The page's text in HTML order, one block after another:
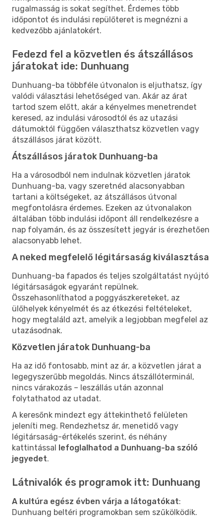
rugalmasság is sokat segíthet. Érdemes több
időpontot és indulási repülőteret is megnézni a
kedvezőbb ajánlatokért.
Fedezd fel a közvetlen és átszállásos
járatokat ide: Dunhuang
Dunhuang-ba többféle útvonalon is eljuthatsz, így
valódi választási lehetőséged van. Akár az árat
tartod szem előtt, akár a kényelmes menetrendet
keresed, az indulási városodtól és az utazási
dátumoktól függően választhatsz közvetlen vagy
átszállásos járat között.
Átszállásos járatok Dunhuang-ba
Ha a városodból nem indulnak közvetlen járatok
Dunhuang-ba, vagy szeretnéd alacsonyabban
tartani a költségeket, az átszállásos útvonal
megfontolásra érdemes. Ezeken az útvonalakon
általában több indulási időpont áll rendelkezésre a
nap folyamán, és az összesített jegyár is érezhetően
alacsonyabb lehet.
A neked megfelelő légitársaság kiválasztása
Dunhuang-ba fapados és teljes szolgáltatást nyújtó
légitársaságok egyaránt repülnek.
Összehasonlíthatod a poggyászkereteket, az
ülőhelyek kényelmét és az étkezési feltételeket,
hogy megtaláld azt, amelyik a legjobban megfelel az
utazásodnak.
Közvetlen járatok Dunhuang-ba
Ha az idő fontosabb, mint az ár, a közvetlen járat a
legegyszerűbb megoldás. Nincs átszállóterminál,
nincs várakozás – leszállás után azonnal
folytathatod az utadat.
A keresőnk mindezt egy áttekinthető felületen
jeleníti meg. Rendezhetsz ár, menetidő vagy
légitársaság-értékelés szerint, és néhány
kattintással lefoglalhatod a Dunhuang-ba szóló
jegyedet.
Látnivalók és programok itt: Dunhuang
A kultúra egész évben várja a látogatókat:
Dunhuang beltéri programokban sem szűkölködik.